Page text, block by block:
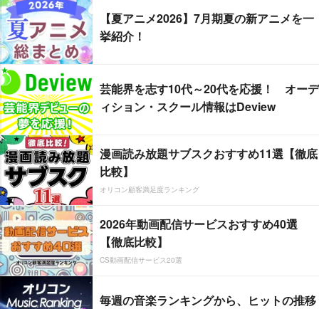
【夏アニメ2026】7月期夏の新アニメを一
挙紹介！
芸能界を志す10代～20代を応援！ オーデ
ィション・スクール情報はDeview
漫画読み放題サブスクおすすめ11選【徹底
比較】
オリコン顧客満足度ランキング
2026年動画配信サービスおすすめ40選
【徹底比較】
CS動画配信サービス20選
毎週の音楽ランキングから、ヒットの推移